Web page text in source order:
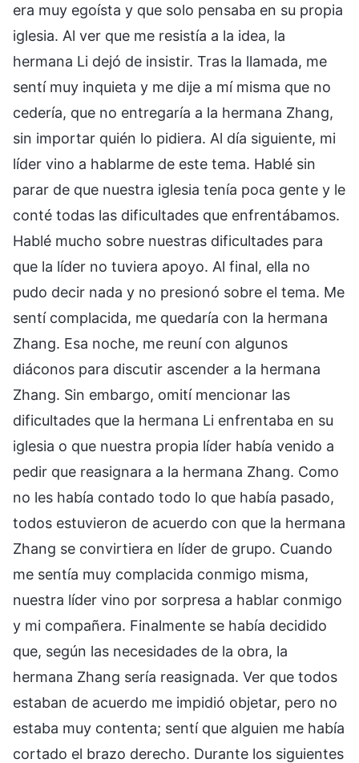
era muy egoísta y que solo pensaba en su propia
iglesia. Al ver que me resistía a la idea, la
hermana Li dejó de insistir. Tras la llamada, me
sentí muy inquieta y me dije a mí misma que no
cedería, que no entregaría a la hermana Zhang,
sin importar quién lo pidiera. Al día siguiente, mi
líder vino a hablarme de este tema. Hablé sin
parar de que nuestra iglesia tenía poca gente y le
conté todas las dificultades que enfrentábamos.
Hablé mucho sobre nuestras dificultades para
que la líder no tuviera apoyo. Al final, ella no
pudo decir nada y no presionó sobre el tema. Me
sentí complacida, me quedaría con la hermana
Zhang. Esa noche, me reuní con algunos
diáconos para discutir ascender a la hermana
Zhang. Sin embargo, omití mencionar las
dificultades que la hermana Li enfrentaba en su
iglesia o que nuestra propia líder había venido a
pedir que reasignara a la hermana Zhang. Como
no les había contado todo lo que había pasado,
todos estuvieron de acuerdo con que la hermana
Zhang se convirtiera en líder de grupo. Cuando
me sentía muy complacida conmigo misma,
nuestra líder vino por sorpresa a hablar conmigo
y mi compañera. Finalmente se había decidido
que, según las necesidades de la obra, la
hermana Zhang sería reasignada. Ver que todos
estaban de acuerdo me impidió objetar, pero no
estaba muy contenta; sentí que alguien me había
cortado el brazo derecho. Durante los siguientes